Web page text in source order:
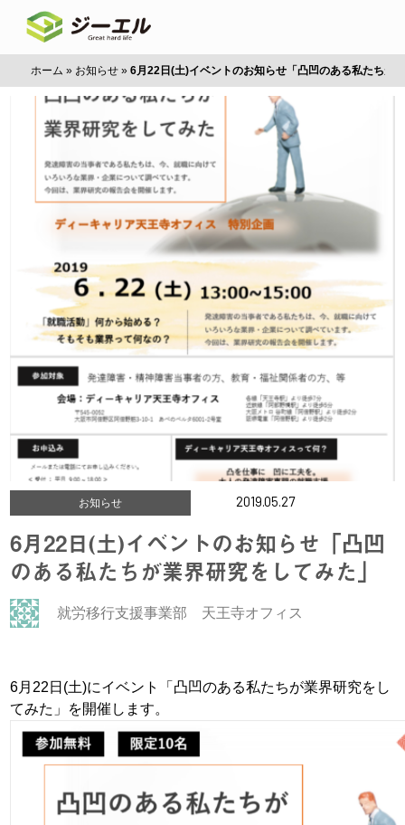
ホーム » お知らせ »6月22日(土)イベントのお知らせ「凸凹のある私たちが
お知らせ 2019.05.27
6月22日(土)イベントのお知らせ「凸凹
のある私たちが業界研究をしてみた」
就労移行支援事業部 天王寺オフィス
6月 22 日 (土)にイベント「凸凹のある私たちが業界研究をし
てみた」を開催します。